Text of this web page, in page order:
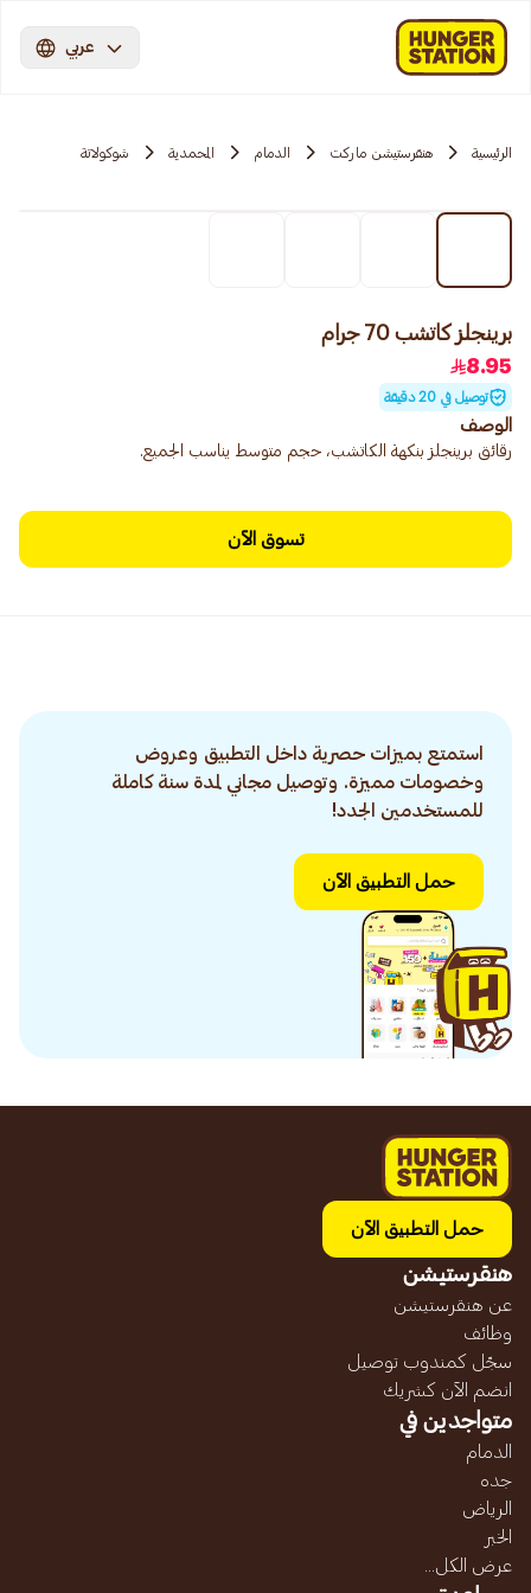
عربي
الرئيسية هنقرستيشن ماركت الدمام المحمدية شوكولاتة
برينجلز كاتشب 70 جرام
8.95
توصيل في 20 دقيقة
الوصف
رقائق برينجلز بنكهة الكاتشب، حجم متوسط يناسب الجميع.
تسوق الآن
استمتع بميزات حصرية داخل التطبيق وعروض
وخصومات مميزة. وتوصيل مجاني لمدة سنة كاملة
للمستخدمين الجدد!
حمل التطبيق الآن
حمل التطبيق الآن
هنقرستيشن
عن هنقرستيشن
وظائف
سجّل كمندوب توصيل
انضم الآن كشريك
متواجدين في
الدمام
جده
الرياض
الخبر
عرض الكل...